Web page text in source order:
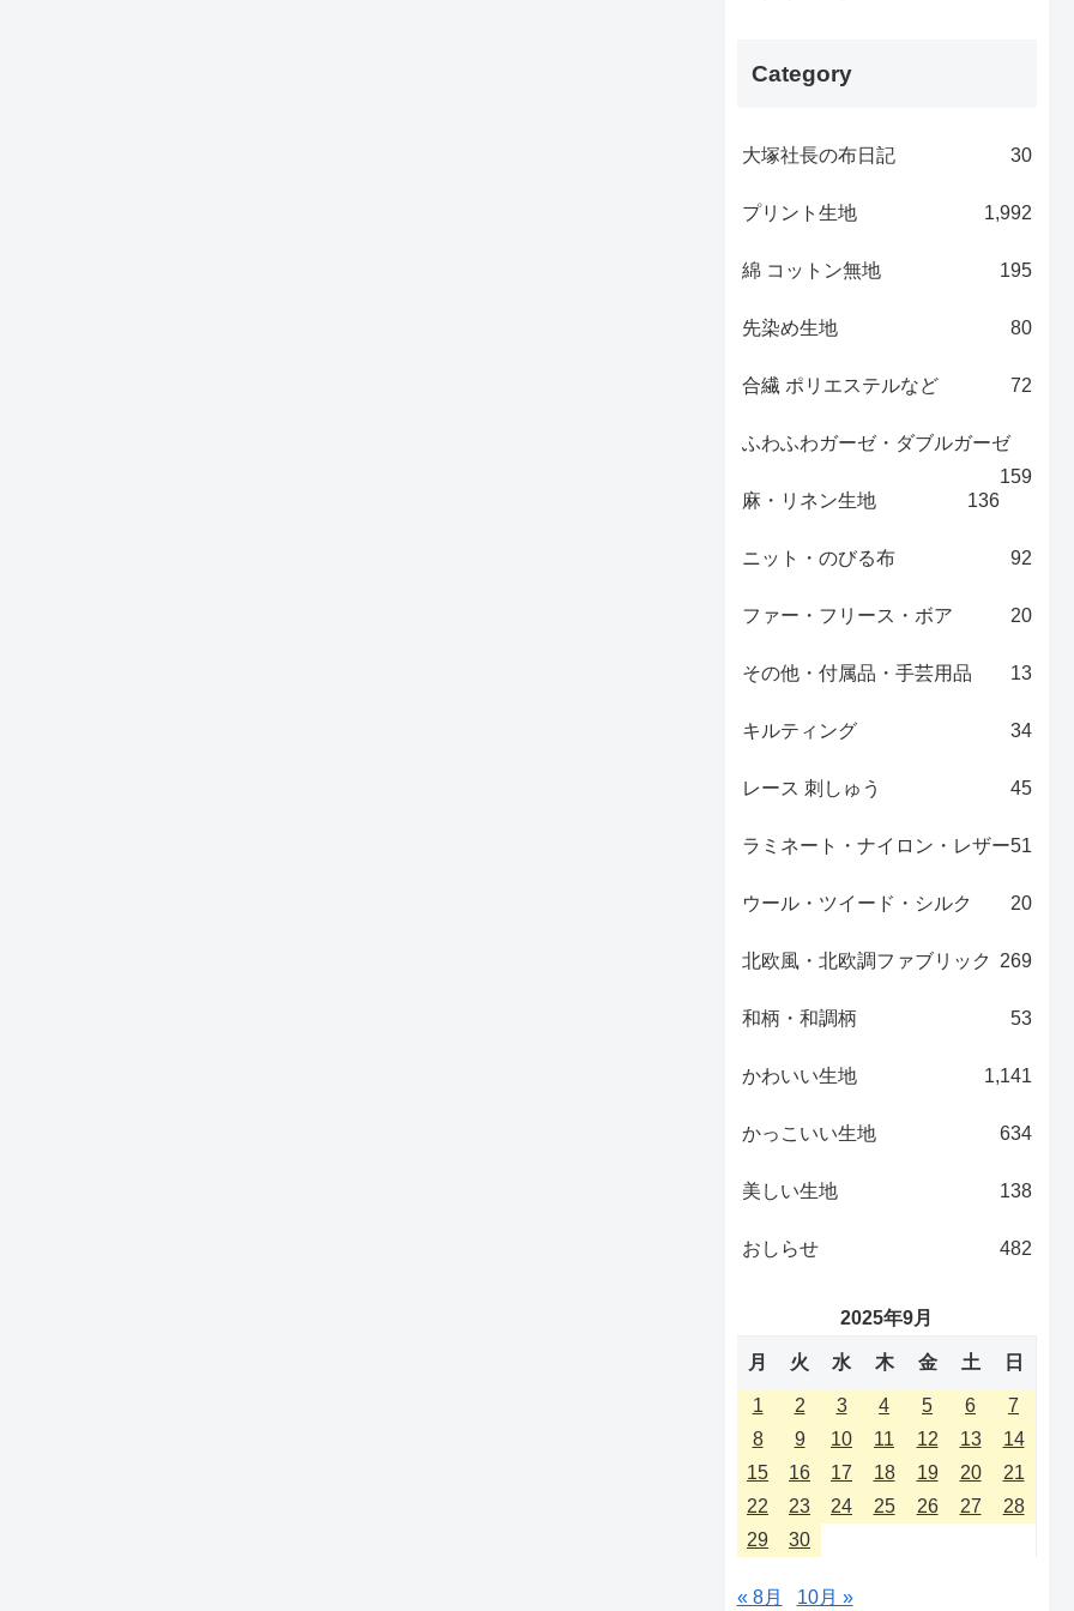
Category
大塚社長の布日記 30
プリント生地 1,992
綿 コットン無地 195
先染め生地 80
合繊 ポリエステルなど 72
ふわふわガーゼ・ダブルガーゼ
159
麻・リネン生地
136
ニット・のびる布 92
ファー・フリース・ボア 20
その他・付属品・手芸用品 13
キルティング 34
レース 刺しゅう 45
ラミネート・ナイロン・レザー51
ウール・ツイード・シルク 20
北欧風・北欧調ファブリック 269
和柄・和調柄 53
かわいい生地 1,141
かっこいい生地 634
美しい生地 138
おしらせ 482
2025年9月
月 火 水 木 金 土 日
1 2 3 4 5 6
7
8
9 10 11 12 13
14
15
16 17 18 19 20
21
22
23 24 25 26 27
28
29
30
« 8月 10月 »